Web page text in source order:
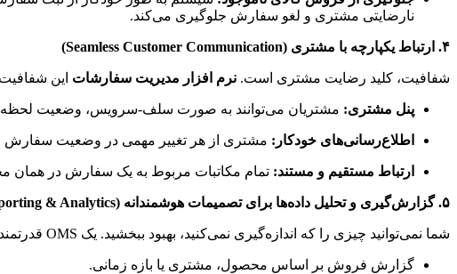
نارضایتی مشتری و لغو سفارش جلوگیری می‌کند.
۴. ارتباط یکپارچه با مشتری (Seamless Customer Communication)
شفافیت، کلید رضایت مشتری است. نرم افزار مدیریت سفارشات این
پنل مشتری: مشتریان می‌توانند به صورت سلف-سرویس، وضعیت
اطلاع‌رسانی‌های خودکار: مشتری از هر تغییر مهمی در وضعیت
ارتباط مستقیم و مستند: تمام مکاتبات مربوط به یک سفارش در همان
۵. گزارش‌گیری و تحلیل داده‌ها برای تصمیمات هوشمندانه (Reporting & Analytics)
شما نمی‌توانید چیزی را که اندازه‌گیری نمی‌کنید، بهبود ببخشید. یک OMS قدرتمند، داده‌های ارزشمندی را در اختیار شما قرار می‌دهد:
گزارش فروش بر اساس محصول، مشتری یا بازه زمانی.